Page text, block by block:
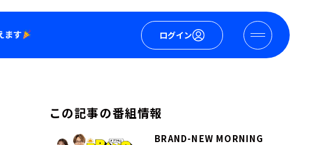
ログイン
この記事の番組情報
BRAND-NEW MORNING